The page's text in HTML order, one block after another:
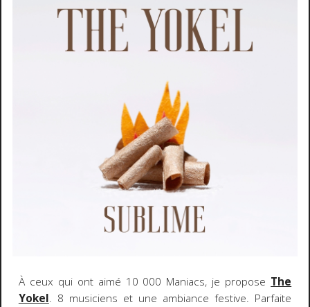
À ceux qui ont aimé 10 000 Maniacs, je propose The
Yokel. 8 musiciens et une ambiance festive. Parfaite